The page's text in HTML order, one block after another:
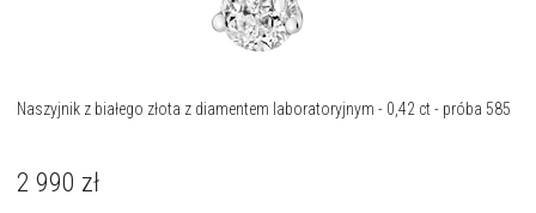
Naszyjnik z białego złota z diamentem laboratoryjnym - 0,42 ct - próba 585
2 990 zł